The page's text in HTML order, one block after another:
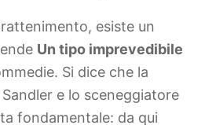
esiste un
Un tipo imprevedibile
Si dice che la
e lo sceneggiatore
fondamentale: da qui